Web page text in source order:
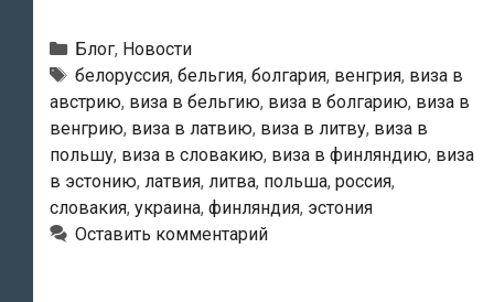
запрещено
ездить
в
Эстонию
Рубрики
Блог, Новости
Метки
белоруссия, бельгия, болгария, венгрия, виза в
австрию, виза в бельгию, виза в болгарию, виза в
венгрию, виза в латвию, виза в литву, виза в
польшу, виза в словакию, виза в финляндию, виза
в эстонию, латвия, литва, польша, россия,
словакия, украина, финляндия, эстония
Оставить комментарий